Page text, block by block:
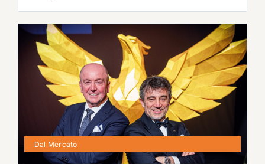
Dal Mercato